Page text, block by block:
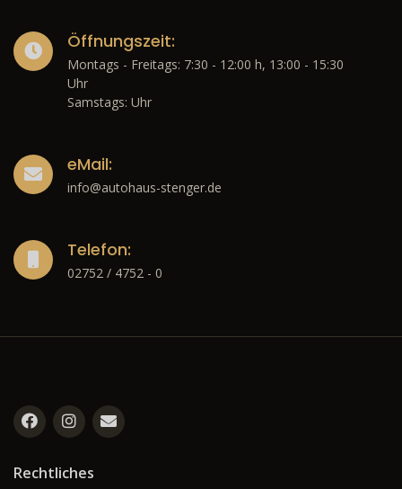
Öffnungszeit:
Montags - Freitags: 7:30 - 12:00 h, 13:00 - 15:30
Uhr
Samstags: Uhr
eMail:
info@autohaus-stenger.de
Telefon:
02752 / 4752 - 0
Rechtliches